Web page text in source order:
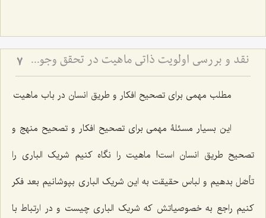
نقد و بررسی اولویت ذاتی ماهیت در تحقق وجود - تحلیل بطلان ترجیح بدون مرجح در نظام هستی 7
مطلب مهمی برای تصحیح افکار و طریق انسان در باب ماهیت
این بسیار مسئلۀ مهمی برای تصحیح افکار و تصحیح منهج و
تصحیح طریق انسان است! ماهیت را نگاه کنیم شریک الباری را
تأصّل بدهیم و لباس حقیقت به این شریک الباری بپوشانیم بعد فکر
کنیم راجع به خصوصیاتش که شریک الباری چیست و در ارتباط با